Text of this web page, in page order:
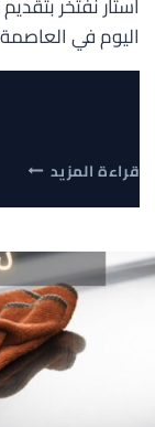
اليوم في
قراءة المزيدالتلميع
24
ساعة
:شركة
سولي
استار